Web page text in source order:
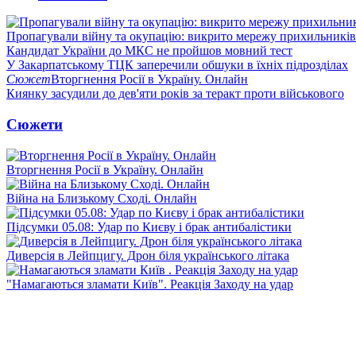
Пропагували війну та окупацію: викрито мережу
Кандидат України до МКС не пройшов мовний тест
У Закарпатському ТЦК заперечили обшуки в їхніх підрозділах
СюжетВторгнення Росії в Україну. Онлайн
Киянку засудили до дев'яти років за теракт проти військового
Сюжети
Вторгнення Росії в Україну. Онлайн
Війна на Близькому Сході. Онлайн
Підсумки 05.08: Удар по Києву і брак антибалістики
Диверсія в Лейпцигу. Дрон біля українського літака
"Намагаються зламати Київ". Реакція Заходу на удар